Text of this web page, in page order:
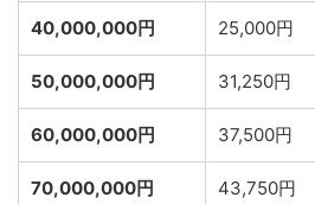
40,000,000円 25,000円
50,000,000円 31,250円
60,000,000円 37,500円
70,000,000円 43,750円